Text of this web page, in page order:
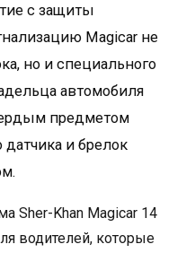
с защиты
Magicar не
но и специального
автомобиля
предметом
и брелок
Sher-Khan Magicar 14
водителей, которые